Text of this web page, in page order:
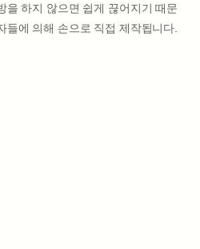
을 하지 않으면 쉽게 끊어지기 때문
들에 의해 손으로 직접 제작됩니다.